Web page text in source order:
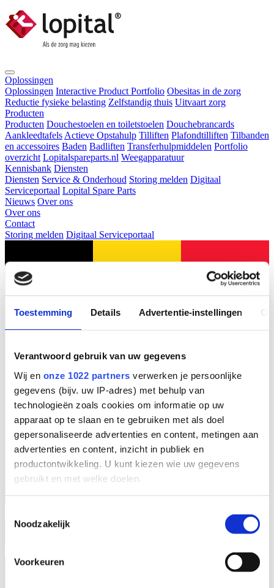
Toestemming Details Advertentie-instellingen
Verantwoord gebruik van uw gegevens
Wij en onze 1022 partners verwerken je persoonlijke
gegevens (bijv. uw IP-adres) met behulp van
technologieën zoals cookies om informatie op uw
apparaat op te slaan en te gebruiken met als doel
gepersonaliseerde advertenties en content, metingen aan
advertenties en content, inzicht in publiek en
productontwikkeling. U kunt kiezen wie uw gegevens
gebruikt en met welke doelen.
Informatie verzamelen over uw geografische
Uw apparaat identificeren door het actief te
scannen op specifieke eigenschappen (fingerprinting)
Noodzakelijk
Voorkeuren
Oplossingen
Oplossingen Interactive Product Portfolio Obesitas in de zorg
Reductie fysieke belasting Zelfstandig thuis Uitvaart zorg
Producten
Producten Douchestoelen en toiletstoelen Douchebrancards
Aankleedtafels Actieve Opstahulp Tilliften Plafondtilliften Tilbanden
en accessoires Baden Badliften Transferhulpmiddelen Portfolio
overzicht Lopitalspareparts.nl Weegapparatuur
Kennisbank Diensten
Diensten Service & Onderhoud Storing melden Digitaal
Serviceportaal Lopital Spare Parts
Nieuws Over ons
Over ons
Contact
Storing melden Digitaal Serviceportaal